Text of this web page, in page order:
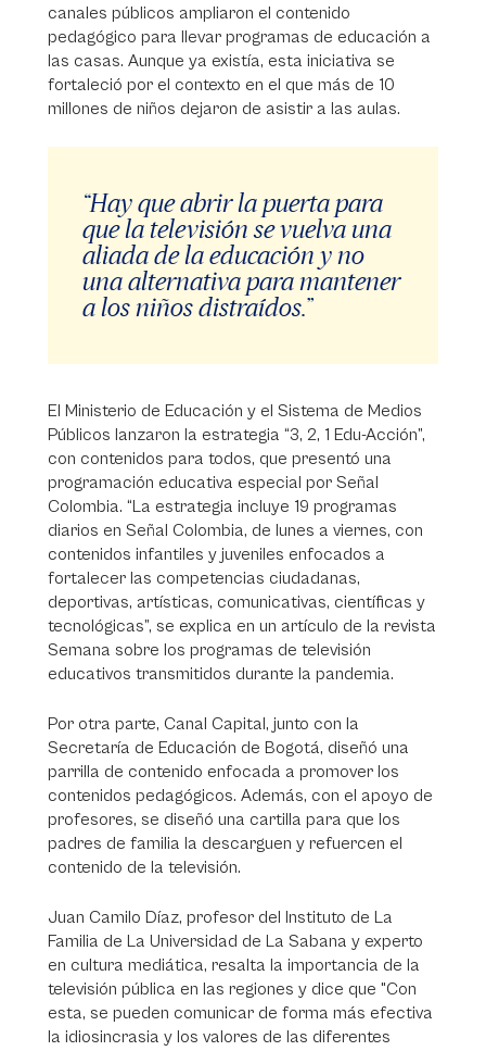
canales públicos ampliaron el contenido
pedagógico para llevar programas de educación a
las casas. Aunque ya existía, esta iniciativa se
fortaleció por el contexto en el que más de 10
millones de niños dejaron de asistir a las aulas.
“Hay que abrir la puerta para
que la televisión se vuelva una
aliada de la educación y no
una alternativa para mantener
a los niños distraídos.”
El Ministerio de Educación y el Sistema de Medios
Públicos lanzaron la estrategia “3, 2, 1 Edu-Acción”,
con contenidos para todos, que presentó una
programación educativa especial por Señal
Colombia. “La estrategia incluye 19 programas
diarios en Señal Colombia, de lunes a viernes, con
contenidos infantiles y juveniles enfocados a
fortalecer las competencias ciudadanas,
deportivas, artísticas, comunicativas, científicas y
tecnológicas”, se explica en un artículo de la revista
Semana sobre los programas de televisión
educativos transmitidos durante la pandemia.
Por otra parte, Canal Capital, junto con la
Secretaría de Educación de Bogotá, diseñó una
parrilla de contenido enfocada a promover los
contenidos pedagógicos. Además, con el apoyo de
profesores, se diseñó una cartilla para que los
padres de familia la descarguen y refuercen el
contenido de la televisión.
Juan Camilo Díaz, profesor del Instituto de La
Familia de La Universidad de La Sabana y experto
en cultura mediática, resalta la importancia de la
televisión pública en las regiones y dice que "Con
esta, se pueden comunicar de forma más efectiva
la idiosincrasia y los valores de las diferentes